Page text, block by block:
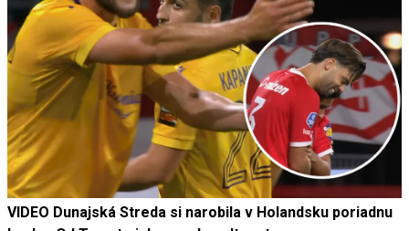
VIDEO Dunajská Streda si narobila v Holandsku poriadnu